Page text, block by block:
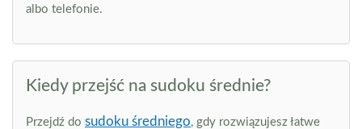
albo telefonie.
Kiedy przejść na sudoku średnie?
Przejdź do sudoku średniego, gdy rozwiązujesz łatwe